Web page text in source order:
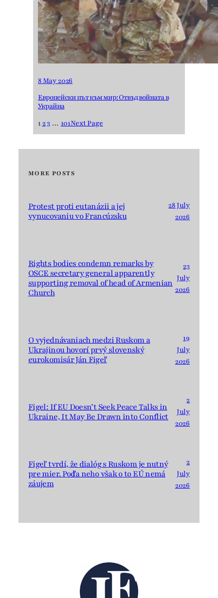
8 May 2026
Европейски път към мир: Отвъд войната в
Украйна
123 … 101Next Page
MORE POSTS
Protest proti eutanázii a jej
vynucovaniu vo Francúzsku
28 July
2026
Rights bodies condemn remarks by
OSCE secretary general apparently
supporting removal of head of Armenian
Church
23
July
2026
O vyjednávaniach medzi Ruskom a
Ukrajinou hovorí prvý slovenský
eurokomisár Ján Figeľ
19
July
2026
Figel: If EU Doesn’t Seek Peace Talks in
Ukraine, It May Be Drawn into Conflict
2
July
2026
Figeľ tvrdí, že dialóg s Ruskom je nutný
pre mier. Podľa neho však o to EÚ nemá
záujem
2
July
2026